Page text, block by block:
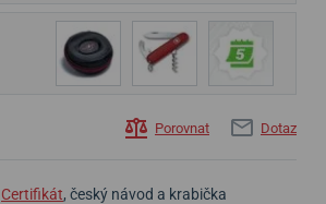
Porovnat Dotaz
Certifikát, český návod a krabička